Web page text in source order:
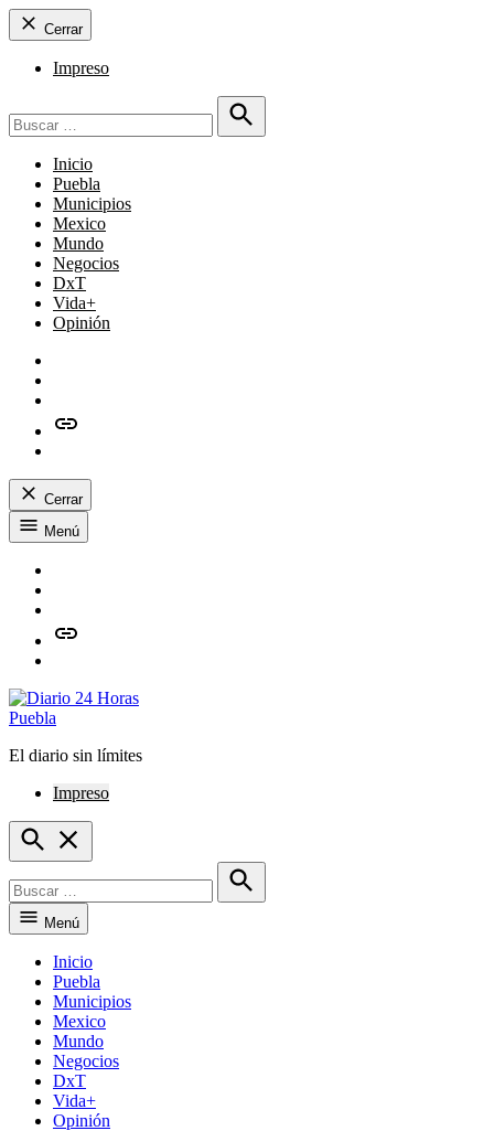
Cerrar
Impreso
Buscar
Inicio
Puebla
Municipios
Mexico
Mundo
Negocios
DxT
Vida+
Opinión
issuu
Cerrar
Saltar
al
Menú
issuu
El diario sin límites
Impreso
Open
Search
Buscar
Menú
Inicio
Puebla
Municipios
Mexico
Mundo
Negocios
DxT
Vida+
Opinión